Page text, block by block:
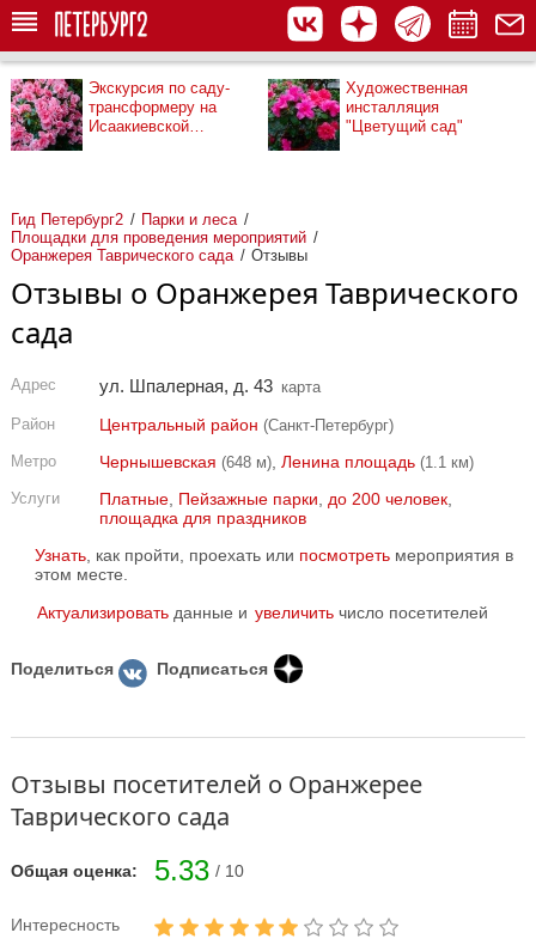
Экскурсия по саду-
трансформеру на
Исаакиевской
Художественная
инсталляция
"Цветущий сад"
Гид Петербург2
Парки и леса
Площадки для проведения мероприятий
Оранжерея Таврического сада
Отзывы
Отзывы о Оранжерея Таврического
сада
Адрес ул. Шпалерная, д. 43 карта
Район Центральный район (Санкт-Петербург)
Метро
Чернышевская (648 м), Ленина площадь (1.1 км)
Услуги
Платные, Пейзажные парки до 200 человек,
площадка для праздников
Узнать , как пройти, проехать или посмотреть мероприятия в
этом месте.
Актуализировать данные и увеличить число посетителей
Поделиться Подписаться
Отзывы посетителей о Оранжерее
Таврического сада
Общая оценка: 5.33 / 10
Интересность